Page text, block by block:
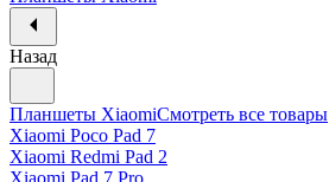
Назад
Планшеты XiaomiСмотреть все товары
Xiaomi Poco Pad 7
Xiaomi Redmi Pad 2
Xiaomi Pad 7 Pro